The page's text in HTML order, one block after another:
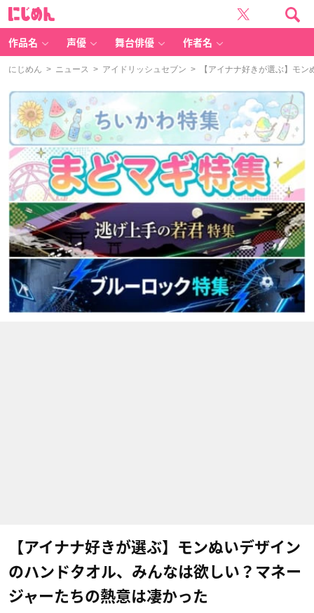
作品名 声優 舞台俳優 作者名
にじめん > ニュース > アイドリッシュセブン > 【アイナナ好きが選ぶ】モン
【アイナナ好きが選ぶ】モンぬいデザイン
のハンドタオル、みんなは欲しい？マネー
ジャーたちの熱意は凄かった